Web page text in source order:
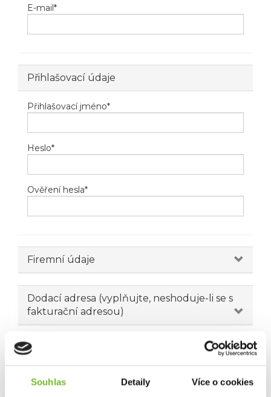
Souhlas Detaily Více o cookies
E-mail*
Přihlašovací údaje
Přihlašovací jméno*
Heslo*
Ověření hesla*
Firemní údaje
Dodací adresa (vyplňujte, neshoduje-li se s
fakturační adresou)
Novinky emailem
Ano, chci dostávat emailem novinky.